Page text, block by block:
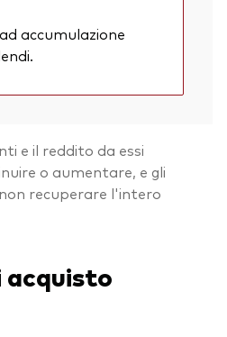
accumulazione
e il reddito da essi
o aumentare, e gli
recuperare l'intero
acquisto